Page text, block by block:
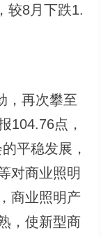
较8月下跌1.
，再次攀至
104.76点，
平稳发展，
对商业照明
商业照明产
，使新型商